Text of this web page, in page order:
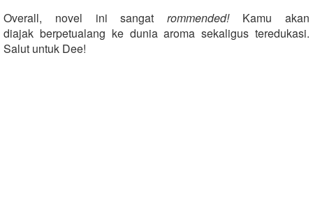
Overall, novel ini sangatrommended!Kamu akan
diajak berpetualang ke dunia aroma sekaligus teredukasi.
Salut untuk Dee!